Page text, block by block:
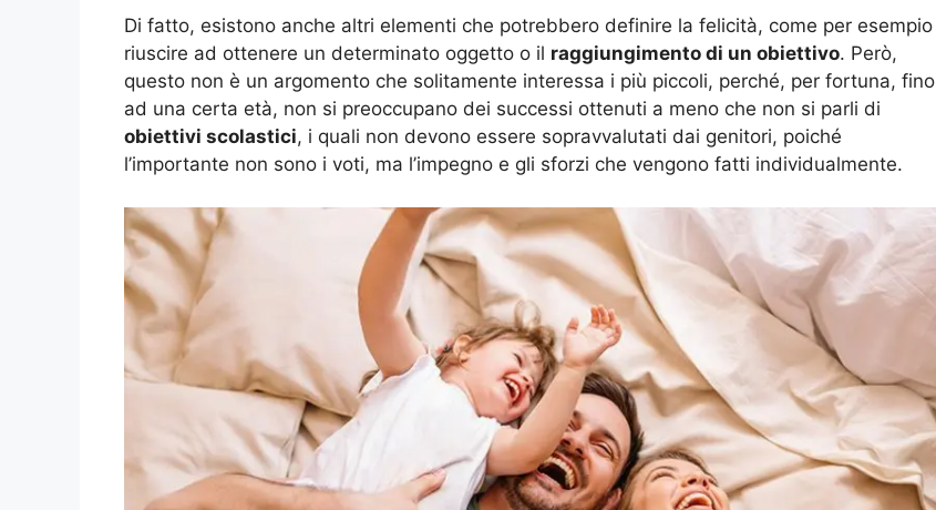
Di fatto, esistono anche altri elementi che potrebbero definire la felicità, come per esempio
riuscire ad ottenere un determinato oggetto o il raggiungimento di un obiettivo. Però,
questo non è un argomento che solitamente interessa i più piccoli, perché, per fortuna, fino
ad una certa età, non si preoccupano dei successi ottenuti a meno che non si parli di
obiettivi scolastici, i quali non devono essere sopravvalutati dai genitori, poiché
l’importante non sono i voti, ma l’impegno e gli sforzi che vengono fatti individualmente.